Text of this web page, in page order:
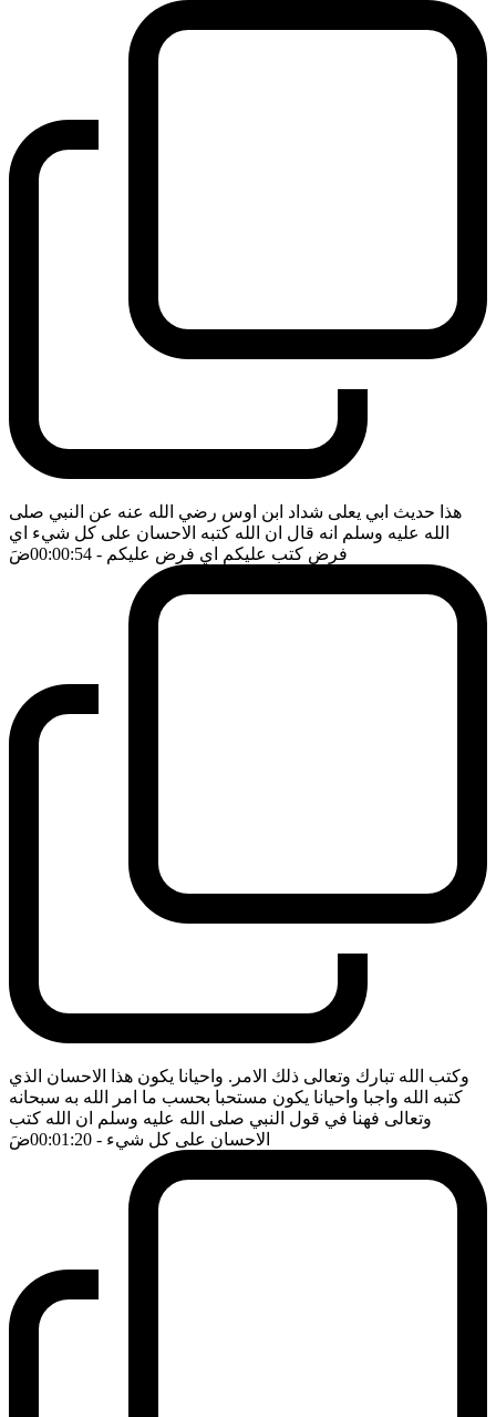
هذا حديث ابي يعلى شداد ابن اوس رضي الله عنه عن النبي صلى
الله عليه وسلم انه قال ان الله كتبه الاحسان على كل شيء اي
فرض كتب عليكم اي فرض عليكم - 00:00:54 ضَ
وكتب الله تبارك وتعالى ذلك الامر. واحيانا يكون هذا الاحسان الذي
كتبه الله واجبا واحيانا يكون مستحبا بحسب ما امر الله به سبحانه
وتعالى فهنا في قول النبي صلى الله عليه وسلم ان الله كتب
الاحسان على كل شيء - 00:01:20 ضَ